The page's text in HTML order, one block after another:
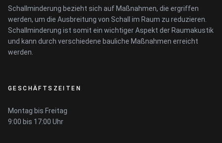
Schallminderung bezieht sich auf Maßnahmen, die ergriffen
werden, um die Ausbreitung von Schall im Raum zu reduzieren.
Schallminderung ist somit ein wichtiger Aspekt der Raumakustik
und kann durch verschiedene bauliche Maßnahmen erreicht
werden.
GESCHÄFTSZEITEN
Montag bis Freitag
9:00 bis 17:00 Uhr